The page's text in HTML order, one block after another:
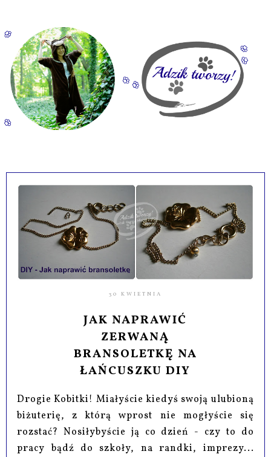
30 KWIETNIA
JAK NAPRAWIĆ
ZERWANĄ
BRANSOLETKĘ NA
ŁAŃCUSZKU DIY
Drogie Kobitki! Miałyście kiedyś swoją ulubioną
biżuterię, z którą wprost nie mogłyście się
rozstać? Nosiłybyście ją co dzień - czy to do
pracy bądź do szkoły, na randki, imprezy...